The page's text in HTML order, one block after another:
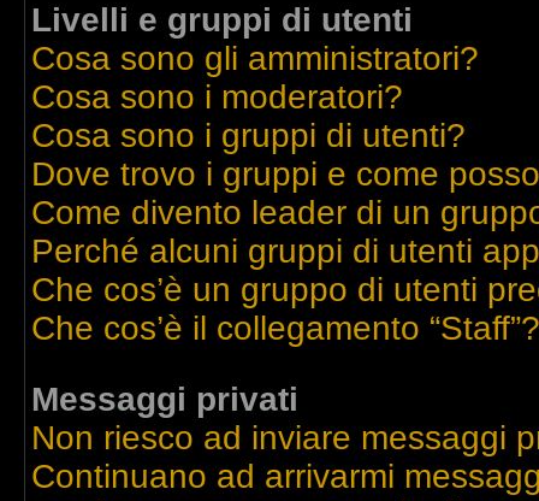
Livelli e gruppi di utenti
Cosa sono gli amministratori?
Cosa sono i moderatori?
Cosa sono i gruppi di utenti?
Dove trovo i gruppi e come
Come divento leader di un
Perché alcuni gruppi di utenti
Che cos’è un gruppo di utenti
Che cos’è il collegamento “Staff”?
Messaggi privati
Non riesco ad inviare messaggi
Continuano ad arrivarmi